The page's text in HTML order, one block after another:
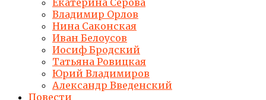
Екатерина Серова
Владимир Орлов
Нина Саконская
Иван Белоусов
Иосиф Бродский
Татьяна Ровицкая
Юрий Владимиров
Александр Введенский
Повести